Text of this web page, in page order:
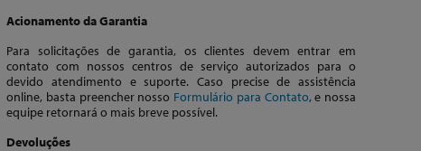
Acionamento da Garantia
Para solicitações de garantia, os clientes devem entrar em
contato com nossos centros de serviço autorizados para o
devido atendimento e suporte. Caso precise de assistência
online, basta preencher nosso Formulário para Contato, e nossa
equipe retornará o mais breve possível.
Devoluções